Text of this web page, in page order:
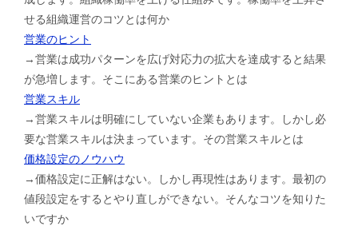
せる組織運営のコツとは何か
営業のヒント
→営業は成功パターンを広げ対応力の拡大を達成すると結果
が急増します。そこにある営業のヒントとは
営業スキル
→営業スキルは明確にしていない企業もあります。しかし必
要な営業スキルは決まっています。その営業スキルとは
価格設定のノウハウ
→価格設定に正解はない。しかし再現性はあります。最初の
値段設定をするとやり直しができない。そんなコツを知りた
いですか